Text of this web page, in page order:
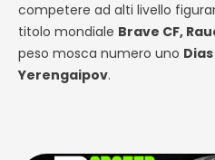
competere ad alti livello
titolo mondiale Brave CF,
peso mosca numero uno Dias
Yerengaipov.